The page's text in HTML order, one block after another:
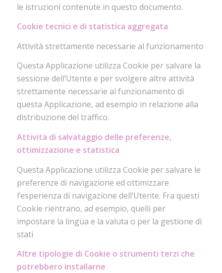
le istruzioni contenute in questo documento.
Cookie tecnici e di statistica aggregata
Attività strettamente necessarie al funzionamento
Questa Applicazione utilizza Cookie per salvare la
sessione dell’Utente e per svolgere altre attività
strettamente necessarie al funzionamento di
questa Applicazione, ad esempio in relazione alla
distribuzione del traffico.
Attività di salvataggio delle preferenze,
ottimizzazione e statistica
Questa Applicazione utilizza Cookie per salvare le
preferenze di navigazione ed ottimizzare
l’esperienza di navigazione dell’Utente. Fra questi
Cookie rientrano, ad esempio, quelli per
impostare la lingua e la valuta o per la gestione di
stati
Altre tipologie di Cookie o strumenti terzi che
potrebbero installarne